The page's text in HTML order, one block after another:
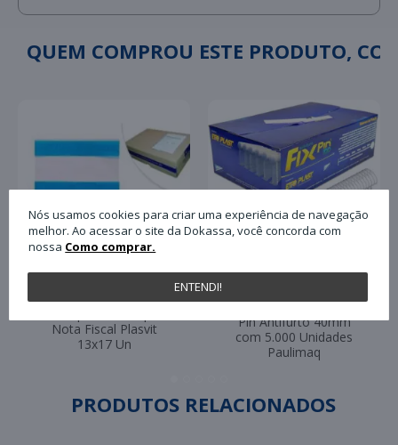
QUEM COMPROU ESTE PRODUTO,
Nota Fiscal Plasvit
13x17 Un
Pino Plástico Tag Fix
Pin Antifurto 40mm
com 5.000 Unidades
Paulimaq
PRODUTOS RELACIONADOS
Nós usamos cookies para criar uma experiência de navegação
melhor. Ao acessar o site da Dokassa, você concorda com
nossa Como comprar.
ENTENDI!